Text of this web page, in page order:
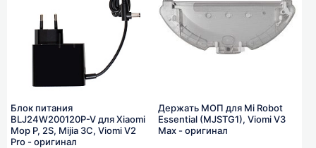
Блок питания
BLJ24W200120P-V для Xiaomi
Mop P, 2S, Mijia 3C, Viomi V2
Pro - оригинал
Держать МОП для Mi Robot
Essential (MJSTG1), Viomi V3
Max - оригинал